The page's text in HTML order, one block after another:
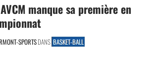
manque sa première en
SPORTSDANS BASKET-BALL